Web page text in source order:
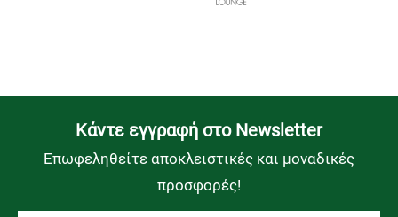
Kάντε εγγραφή στο Newsletter
Επωφεληθείτε αποκλειστικές και μοναδικές
προσφορές!